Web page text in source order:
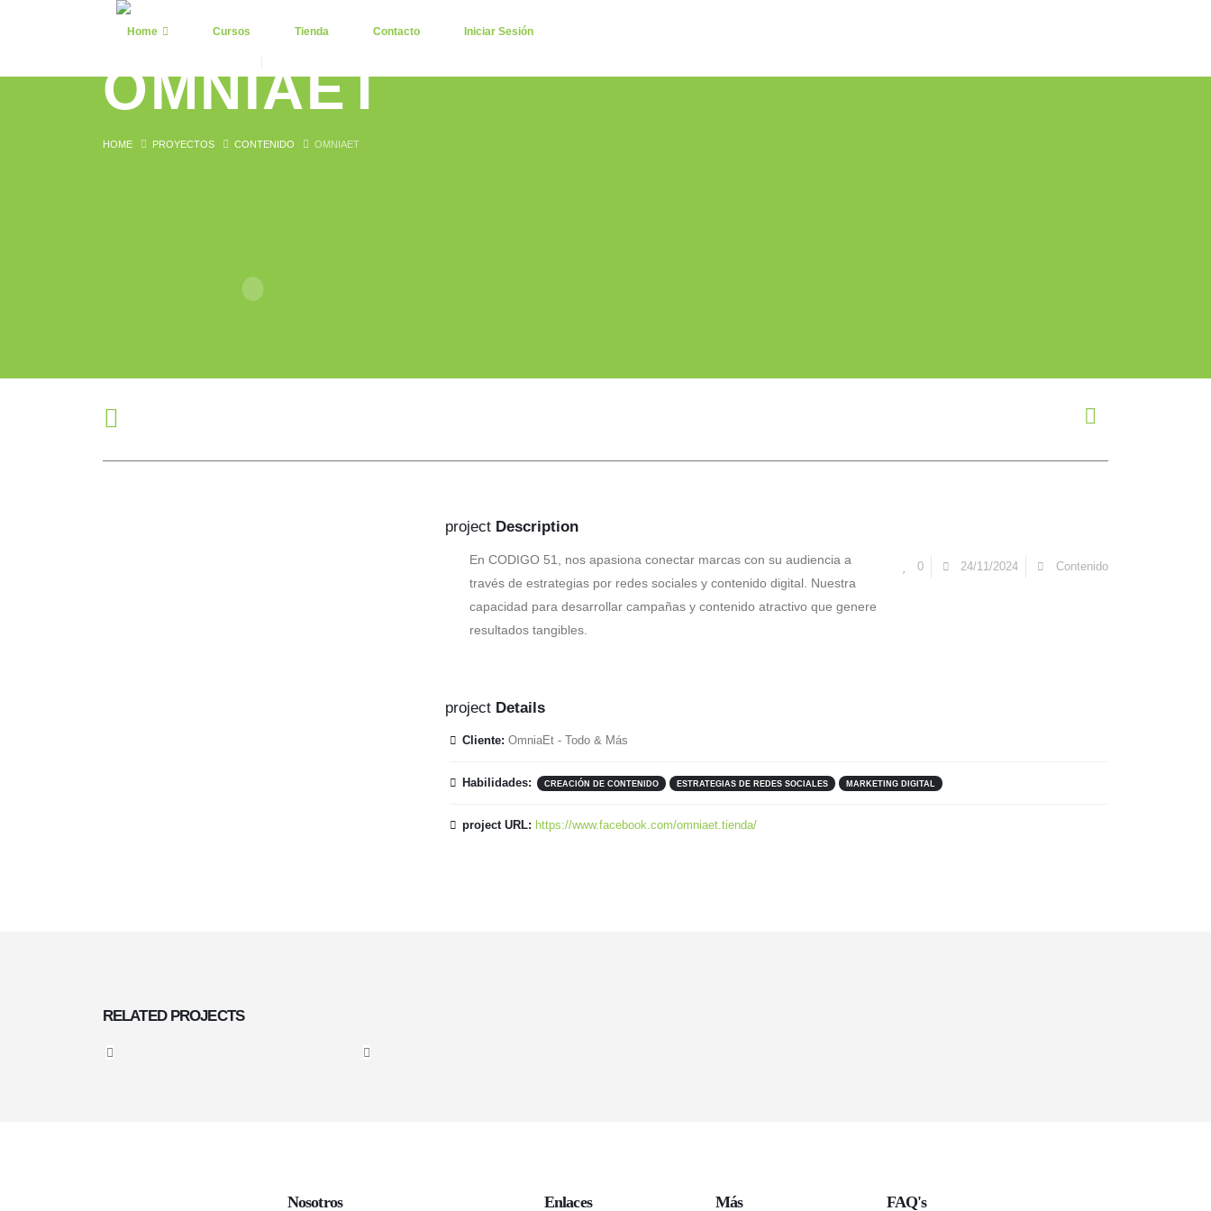
Home Cursos Tienda Contacto Iniciar Sesión
OMNIAET
HOME PROYECTOS CONTENIDO OMNIAET
project Description
0 24/11/2024 Contenido
En CODIGO 51, nos apasiona conectar marcas con su audiencia a
través de estrategias por redes sociales y contenido digital. Nuestra
capacidad para desarrollar campañas y contenido atractivo que genere
resultados tangibles.
project Details
Cliente: OmniaEt - Todo & Más
Habilidades: CREACIÓN DE CONTENIDO ESTRATEGIAS DE REDES SOCIALES MARKETING DIGITAL
project URL: https://www.facebook.com/omniaet.tienda/
RELATED PROJECTS
Nosotros Enlaces Más FAQ's